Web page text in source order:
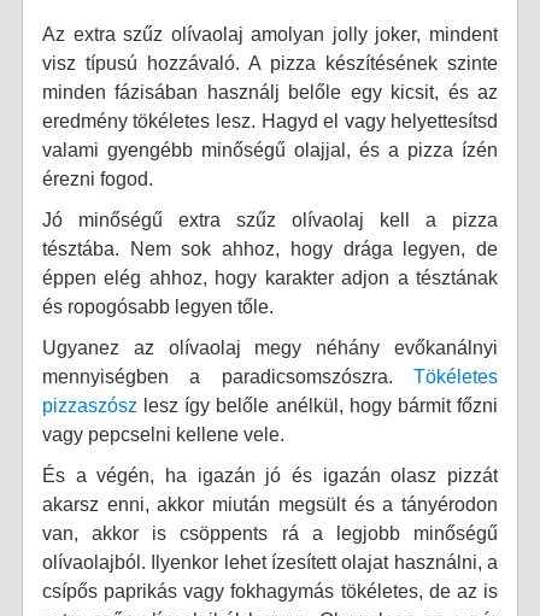
Az extra szűz olívaolaj amolyan jolly joker, mindent
visz típusú hozzávaló. A pizza készítésének szinte
minden fázisában használj belőle egy kicsit, és az
eredmény tökéletes lesz. Hagyd el vagy helyettesítsd
valami gyengébb minőségű olajjal, és a pizza ízén
érezni fogod.
Jó minőségű extra szűz olívaolaj kell a pizza
tésztába. Nem sok ahhoz, hogy drága legyen, de
éppen elég ahhoz, hogy karakter adjon a tésztának
és ropogósabb legyen tőle.
Ugyanez az olívaolaj megy néhány evőkanálnyi
mennyiségben a paradicsomszószra.Tökéletes
pizzaszósz lesz így belőle anélkül, hogy bármit főzni
vagy pepcselni kellene vele.
És a végén, ha igazán jó és igazán olasz pizzát
akarsz enni, akkor miután megsült és a tányérodon
van, akkor is csöppents rá a legjobb minőségű
olívaolajból. Ilyenkor lehet ízesített olajat használni, a
csípős paprikás vagy fokhagymás tökéletes, de az is